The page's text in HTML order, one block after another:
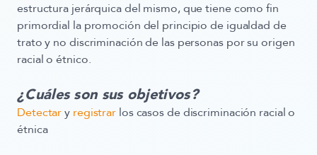
estructura jerárquica del mismo, que tiene como fin
primordial la promoción del principio de igualdad de
trato y no discriminación de las personas por su origen
racial o étnico.
¿Cuáles son sus objetivos?
Detectary registrar los casos de discriminación racial o
étnica